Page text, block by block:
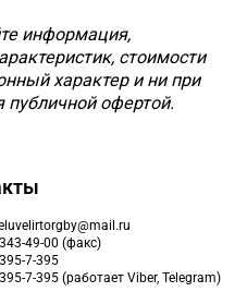
информация,
стоимости
характер и ни при
публичной офертой.
49-00 (факс)
7-395
7-395 (работает Viber, Telegram)